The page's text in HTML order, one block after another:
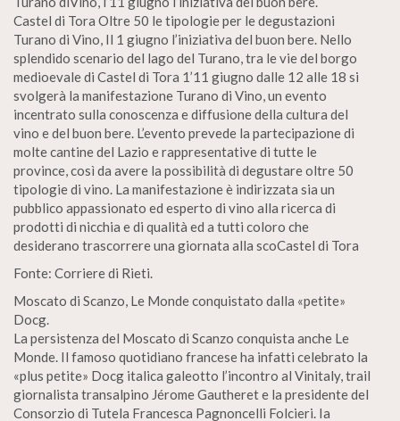
Castel di Tora Oltre 50 le tipologie per le degustazioni
Turano di Vino, Il 1 giugno l’iniziativa del buon bere. Nello
splendido scenario del lago del Turano, tra le vie del borgo
medioevale di Castel di Tora 1’11 giugno dalle 12 alle 18 si
svolgerà la manifestazione Turano di Vino, un evento
incentrato sulla conoscenza e diffusione della cultura del
vino e del buon bere. L’evento prevede la partecipazione di
molte cantine del Lazio e rappresentative di tutte le
province, così da avere la possibilità di degustare oltre 50
tipologie di vino. La manifestazione è indirizzata sia un
pubblico appassionato ed esperto di vino alla ricerca di
prodotti di nicchia e di qualità ed a tutti coloro che
desiderano trascorrere una giornata alla scoCastel di Tora
Fonte: Corriere di Rieti.
Moscato di Scanzo, Le Monde conquistato dalla «petite»
Docg.
La persistenza del Moscato di Scanzo conquista anche Le
Monde. Il famoso quotidiano francese ha infatti celebrato la
«plus petite» Docg italica galeotto l’incontro al Vinitaly, trail
giornalista transalpino Jérome Gautheret e la presidente del
Consorzio di Tutela Francesca Pagnoncelli Folcieri. Ia